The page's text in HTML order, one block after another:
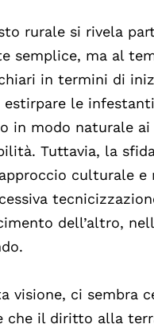
rurale si rivela
semplice, ma al
in termini di
estirpare le
in modo naturale
Tuttavia, la
culturale
dell’altro,
visione, ci sembra
che il diritto alla